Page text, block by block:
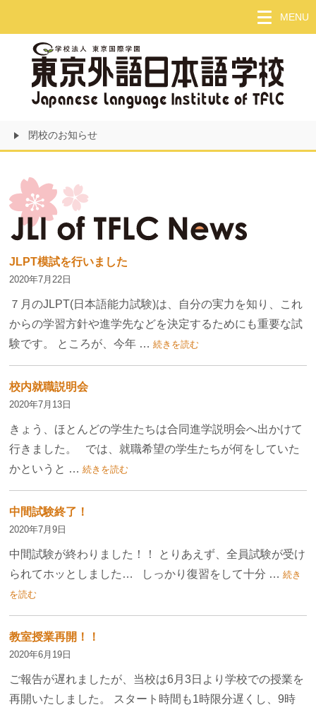
content
閉校のお知らせ
MENU
JLPT模試を行いました
2020年7月22日
７月のJLPT(日本語能力試験)は、自分の実力を知り、これ
からの学習方針や進学先などを決定するためにも重要な試
験です。 ところが、今年 … 続きを読む
校内就職説明会
2020年7月13日
きょう、ほとんどの学生たちは合同進学説明会へ出かけて
行きました。 では、就職希望の学生たちが何をしていた
かというと … 続きを読む
中間試験終了！
2020年7月9日
中間試験が終わりました！！ とりあえず、全員試験が受け
られてホッとしました… しっかり復習をして十分 … 続き
を読む
教室授業再開！！
2020年6月19日
ご報告が遅れましたが、当校は6月3日より学校での授業を
再開いたしました。 スタート時間も1時限分遅くし、9時